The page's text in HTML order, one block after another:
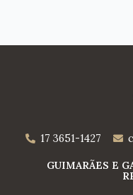
17 3651-1427
GUIMARÃES E